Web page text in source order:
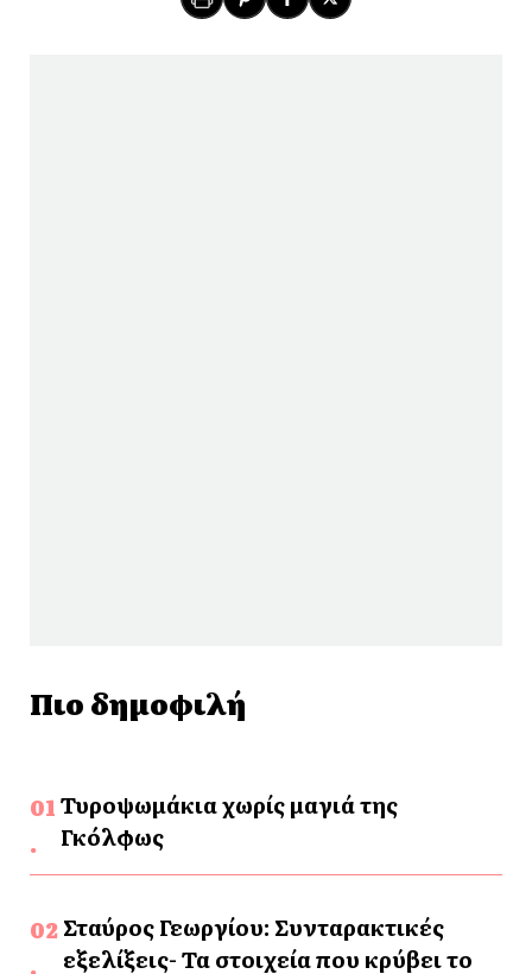
Πιο δημοφιλή
Τυροψωμάκια χωρίς μαγιά της
Γκόλφως
Σταύρος Γεωργίου: Συνταρακτικές
εξελίξεις- Τα στοιχεία που κρύβει το